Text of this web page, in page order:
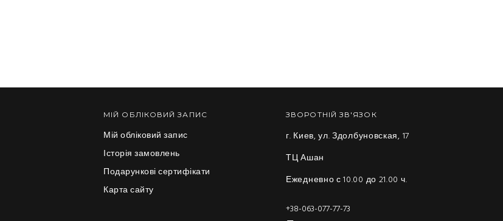
МІЙ ОБЛІКОВИЙ ЗАПИС
Мій обліковий запис
Історія замовлень
Подарункові сертифікати
Карта сайту
ЗВОРОТНІЙ ЗВ'ЯЗОК
г. Киев, ул. Здолбуновская, 17
ТЦ Ашан
Ежедневно с 10.00 до 21.00 ч.
+38-063-077-77-73